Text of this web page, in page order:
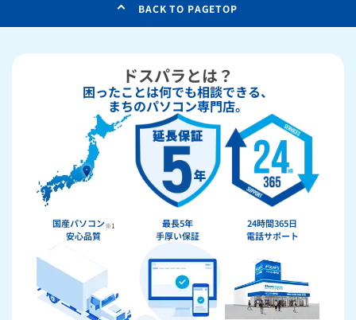
BACK TO PAGETOP
ドスパラとは？
困ったことは何でも相談できる、
まちのパソコン専門店。
国産パソコン※1
安心品質
最長5年
手厚い保証
24時間365日
電話サポート